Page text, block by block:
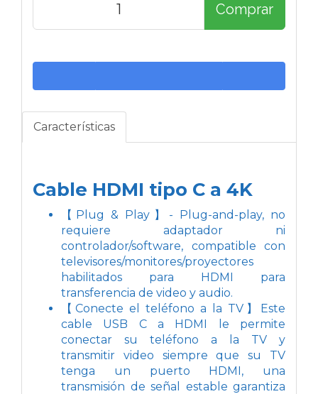
Comprar
Características
Cable HDMI tipo C a 4K
【Plug & Play】- Plug-and-play, no
requiere adaptador ni
controlador/software, compatible con
televisores/monitores/proyectores
habilitados para HDMI para
transferencia de video y audio.
【Conecte el teléfono a la TV】Este
cable USB C a HDMI le permite
conectar su teléfono a la TV y
transmitir video siempre que su TV
tenga un puerto HDMI, una
transmisión de señal estable garantiza